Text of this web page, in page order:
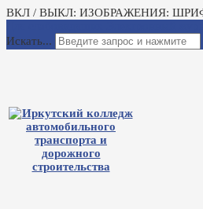
ВКЛ / ВЫКЛ: ИЗОБРАЖЕНИЯ:
Искать...